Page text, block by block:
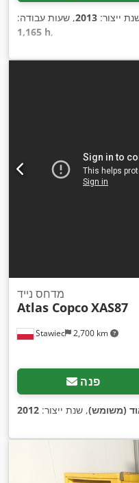
ייצור: 2013, שעות עבודה:
1,165 h,
Stawiec 2,700 km
מדחס נייד
Atlas CopcoXAS87
פנה
(משומש), שנת ייצור: 2012